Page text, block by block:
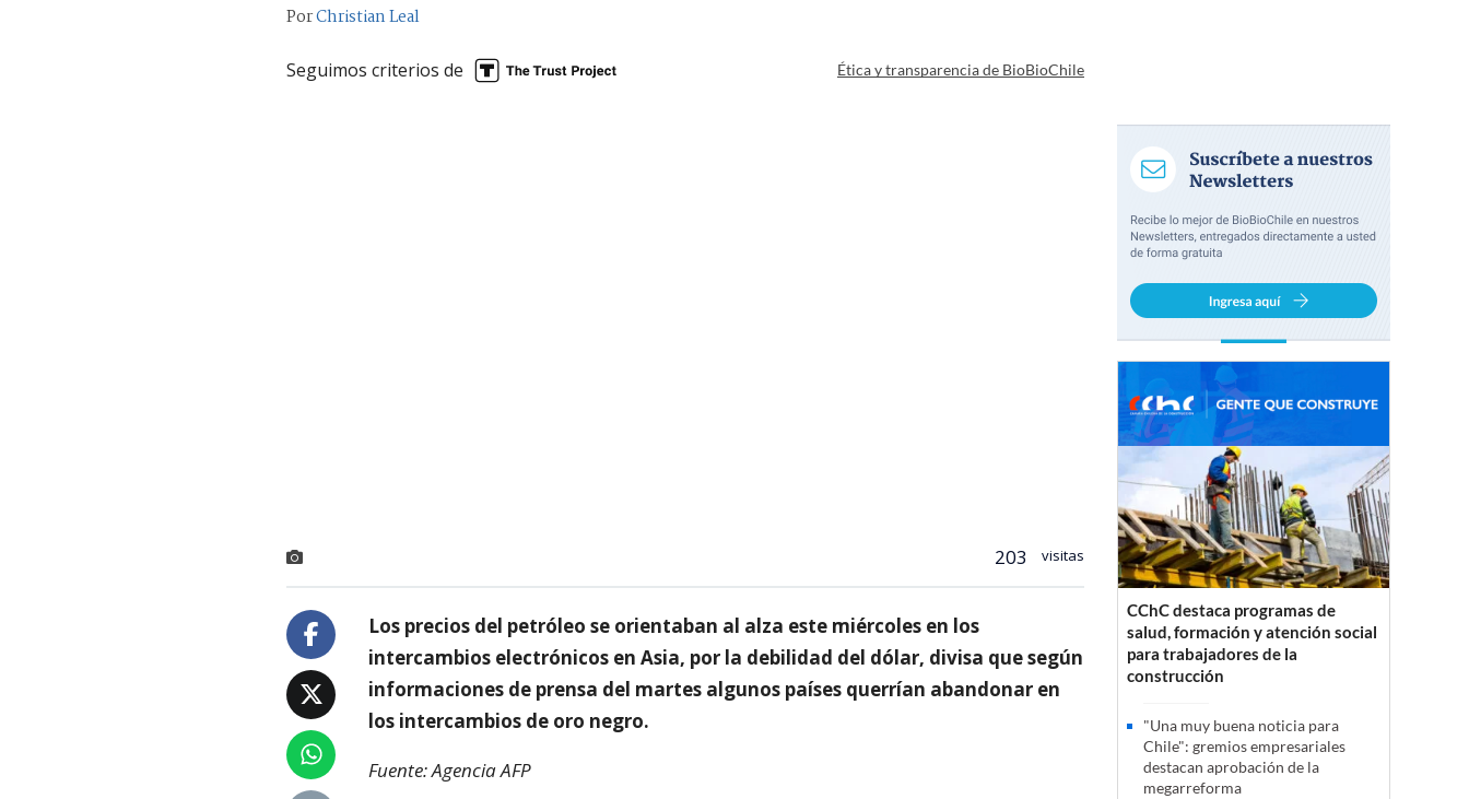
PorChristian Leal
Seguimos criterios de Ética y transparencia de BioBioChile
203 visitas
Los precios del petróleo se orientaban al alza este miércoles en los
intercambios electrónicos en Asia, por la debilidad del dólar, divisa que según
informaciones de prensa del martes algunos países querrían abandonar en
los intercambios de oro negro.
Fuente: Agencia AFP
CChC destaca programas de
salud, formación y atención social
para trabajadores de la
construcción
"Una muy buena noticia para
Chile": gremios empresariales
destacan aprobación de la
megarreforma